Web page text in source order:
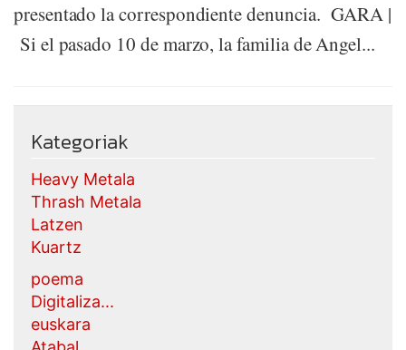
presentado la correspondiente denuncia. GARA |
Si el pasado 10 de marzo, la familia de Angel...
Kategoriak
Heavy Metala
Thrash Metala
Latzen
Kuartz
poema
Digitaliza...
euskara